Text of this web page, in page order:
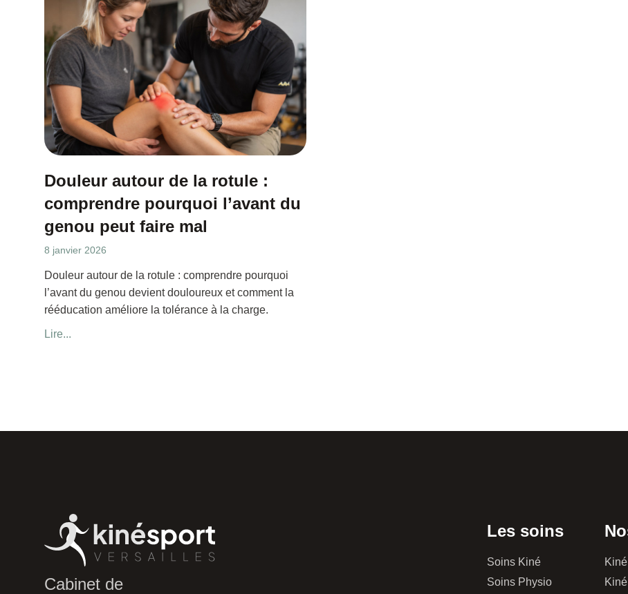
Douleur autour de la rotule :
comprendre pourquoi l’avant du
genou peut faire mal
8 janvier 2026
Douleur autour de la rotule : comprendre pourquoi
l’avant du genou devient douloureux et comment la
rééducation améliore la tolérance à la charge.
Lire...
Cabinet de
Les soins
Soins Kiné
Soins Physio